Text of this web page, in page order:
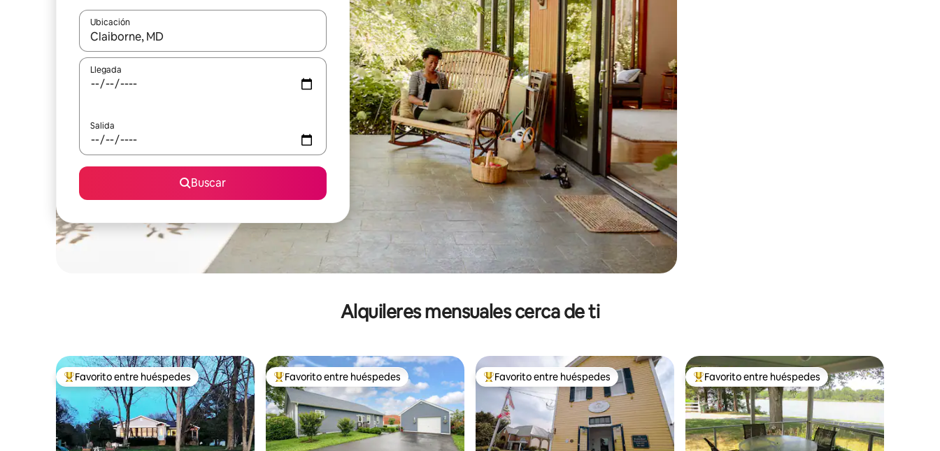
Ubicación
Cuando los resultados estén disponibles, navega con las teclas de flecha hacia arriba y hacia abajo o explora con el tacto o desliza el dedo.
Llegada
Salida
Buscar
Alquileres mensuales cerca de ti
Favorito entre huéspedes preferido
Favorito entre huéspedes Favorito entre huéspedes preferido
Favorito entre huéspedes Favorito entre huéspedes preferido
Favorito entre huéspedes Favorito entre huéspedes preferido
Favorito entre huéspedes